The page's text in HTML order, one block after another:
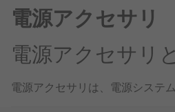
電源アクセサリ
電源アクセサリ
電源アクセサリは、電源システ